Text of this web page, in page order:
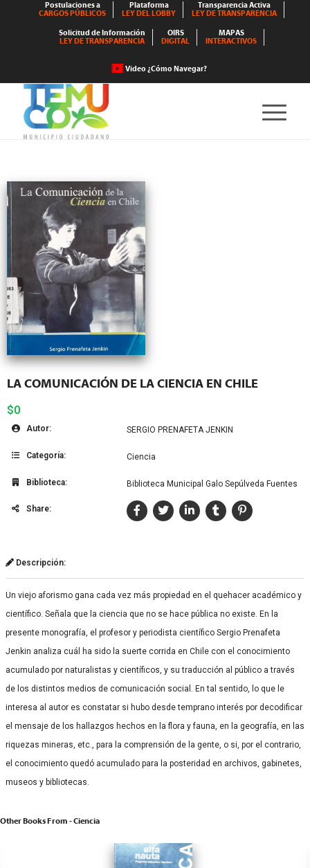
Postulaciones a
CARGOS PÚBLICOS
Plataforma
LEY DEL LOBBY
Transparencia Activa
LEY DE TRANSPARENCIA
Solicitud de Información
LEY DE TRANSPARENCIA
OIRS
DIGITAL
MAPAS
INTERACTIVOS
Video ¿Cómo Navegar?
LA COMUNICACIÓN DE LA CIENCIA EN CHILE
$0
Autor: SERGIO PRENAFETA JENKIN
Categoría: Ciencia
Biblioteca: Biblioteca Municipal Galo Sepúlveda Fuentes
Share:
Descripción:
Un viejo aforismo gana cada vez más propiedad en el quehacer académico y
científico. Señala que la ciencia que no se hace pública no existe. En la
presente monografía, el profesor y periodista científico Sergio Prenafeta
Jenkin analiza cuál ha sido la suerte corrida en Chile con el conocimiento
acumulado por naturalistas y científicos, y su traducción al público a través
de los distintos medios de comunicación social. En tal sentido, lo que le
interesa al autor es constatar si hubo desde temprano interés por decodificar
el mensaje de los hallazgos hechos en la flora y fauna, en la geografía, en las
riquezas mineras, etc., para la comprensión de la gente, o si, por el contrario,
el conocimiento quedó acumulado para la posteridad en archivos, gabinetes,
museos y bibliotecas.
Other Books From - Ciencia